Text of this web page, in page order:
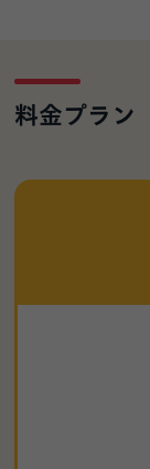
料金プラン